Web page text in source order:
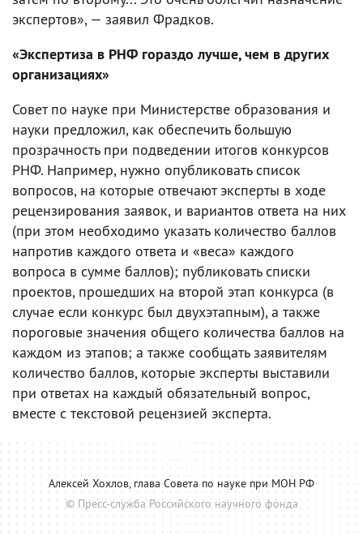
экспертов», — заявил Фрадков.
«Экспертиза в РНФ гораздо лучше, чем в других
организациях»
Совет по науке при Министерстве образования и
науки предложил, как обеспечить большую
прозрачность при подведении итогов конкурсов
РНФ. Например, нужно опубликовать список
вопросов, на которые отвечают эксперты в ходе
рецензирования заявок, и вариантов ответа на них
(при этом необходимо указать количество баллов
напротив каждого ответа и «веса» каждого
вопроса в сумме баллов); публиковать списки
проектов, прошедших на второй этап конкурса (в
случае если конкурс был двухэтапным), а также
пороговые значения общего количества баллов на
каждом из этапов; а также сообщать заявителям
количество баллов, которые эксперты выставили
при ответах на каждый обязательный вопрос,
вместе с текстовой рецензией эксперта.
Алексей Хохлов, глава Совета по науке при МОН РФ
© Пресс-служба Российского научного фонда